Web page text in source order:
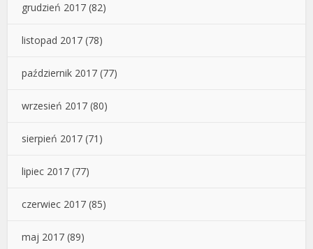
grudzień 2017 (82)
listopad 2017 (78)
październik 2017 (77)
wrzesień 2017 (80)
sierpień 2017 (71)
lipiec 2017 (77)
czerwiec 2017 (85)
maj 2017 (89)